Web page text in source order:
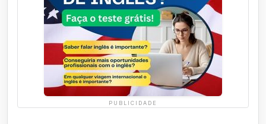
PUBLICIDADE